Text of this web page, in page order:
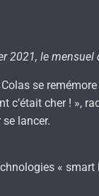
2021, le mensuel
se
c’était cher ! »,
lancer.
«